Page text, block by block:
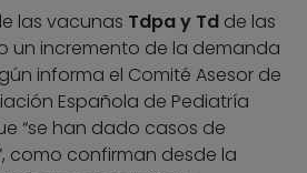
las vacunas Tdpa y Td de las
un incremento de la demanda
informa el Comité Asesor de
Española de Pediatría
“se han dado casos de
como confirman desde la